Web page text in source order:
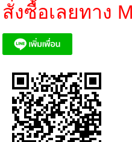
สั่งซื้อเลยทาง